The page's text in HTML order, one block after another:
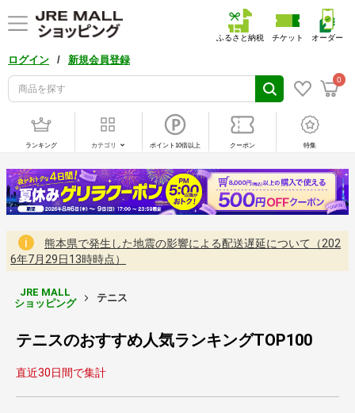
ログイン / 新規会員登録
0
ふるさと納税 チケット オーダー
ランキング カテゴリ ポイント10倍以上 クーポン 特集
熊本県で発生した地震の影響による配送遅延について（202
6年7月29日13時時点）
JRE MALL
ショッピング
テニス
テニスのおすすめ人気ランキングTOP100
直近30日間で集計